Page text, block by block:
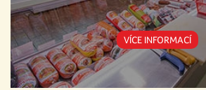
VÍCE INFORMACÍ